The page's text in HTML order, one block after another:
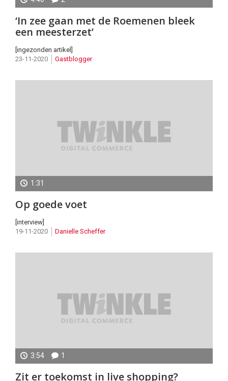
‘In zee gaan met de Roemenen bleek
een meesterzet’
[ingezonden artikel]
23-11-2020
Gastblogger
1:31
in
de
Markt
Op goede voet
[interview]
19-11-2020
Danielle Scheffer
3:54 1
Zit er toekomst in live shopping?